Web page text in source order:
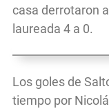
casa derrotaron
laureada 4 a 0.
Los goles de
tiempo por